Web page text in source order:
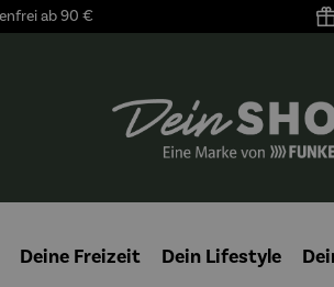
ab 90 €
Deine Freizeit Dein Lifestyle